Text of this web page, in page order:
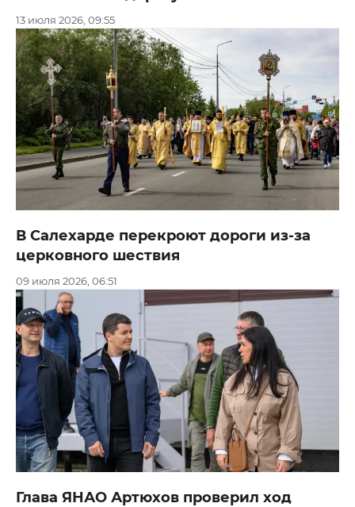
13 июля 2026, 09:55
В Салехарде перекроют дороги из-за
церковного шествия
09 июля 2026, 06:51
Глава ЯНАО Артюхов проверил ход